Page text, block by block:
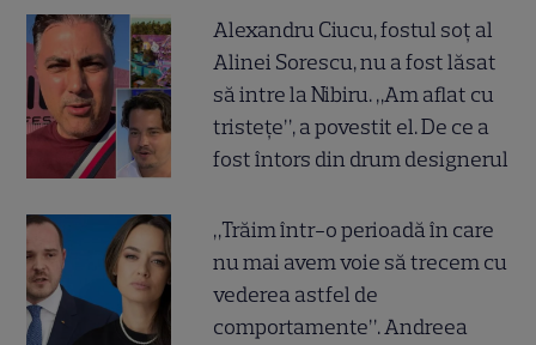
Alexandru Ciucu, fostul soț al
Alinei Sorescu, nu a fost lăsat
să intre la Nibiru. „Am aflat cu
tristețe”, a povestit el. De ce a
fost întors din drum designerul
„Trăim într-o perioadă în care
nu mai avem voie să trecem cu
vederea astfel de
comportamente”. Andreea